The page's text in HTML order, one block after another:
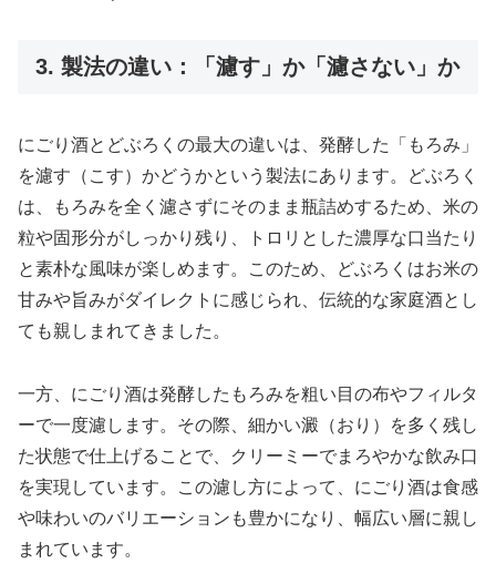
3. 製法の違い：「濾す」か「濾さない」か
にごり酒とどぶろくの最大の違いは、発酵した「もろみ」
を濾す（こす）かどうかという製法にあります。どぶろく
は、もろみを全く濾さずにそのまま瓶詰めするため、米の
粒や固形分がしっかり残り、トロリとした濃厚な口当たり
と素朴な風味が楽しめます。このため、どぶろくはお米の
甘みや旨みがダイレクトに感じられ、伝統的な家庭酒とし
ても親しまれてきました。
一方、にごり酒は発酵したもろみを粗い目の布やフィルタ
ーで一度濾します。その際、細かい澱（おり）を多く残し
た状態で仕上げることで、クリーミーでまろやかな飲み口
を実現しています。この濾し方によって、にごり酒は食感
や味わいのバリエーションも豊かになり、幅広い層に親し
まれています。